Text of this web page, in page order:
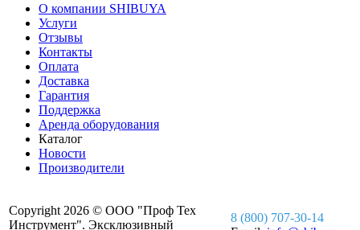
О компании SHIBUYA
Услуги
Отзывы
Контакты
Оплата
Доставка
Гарантия
Поддержка
Аренда оборудования
Каталог
Новости
Производители
Copyright 2026 © ООО "Проф Тех
Инструмент". Эксклюзивный
8 (800) 707-30-14